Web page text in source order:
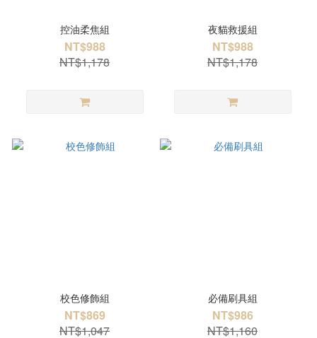
控油柔焦組
NT$988
NT$1,178
夜貓救援組
NT$988
NT$1,178
校色修飾組
NT$869
NT$1,047
必備刷具組
NT$986
NT$1,160